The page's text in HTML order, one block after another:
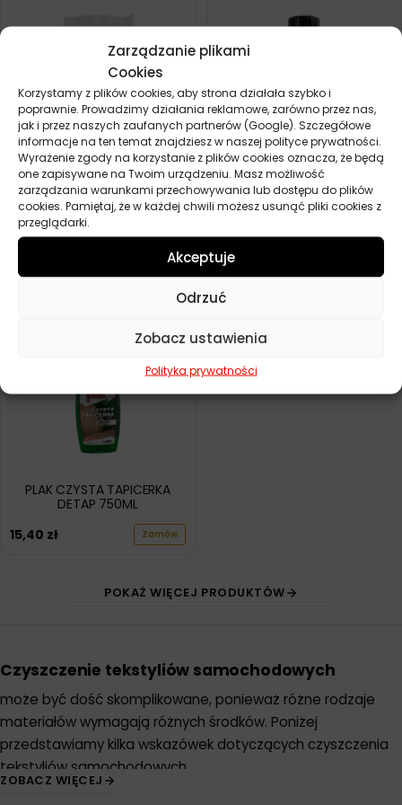
Zarządzanie plikami
Cookies
Korzystamy z plików cookies, aby strona działała szybko i
poprawnie. Prowadzimy działania reklamowe, zarówno przez nas,
jak i przez naszych zaufanych partnerów (Google). Szczegółowe
informacje na ten temat znajdziesz w naszej polityce prywatności.
Wyrażenie zgody na korzystanie z plików cookies oznacza, że będą
one zapisywane na Twoim urządzeniu. Masz możliwość
zarządzania warunkami przechowywania lub dostępu do plików
cookies. Pamiętaj, że w każdej chwili możesz usunąć pliki cookies z
przeglądarki.
Akceptuje
Odrzuć
Zobacz ustawienia
Polityka prywatności
AUTOLAND CHUSTECZKI DO
TAPICEREK TEKSTYLNYCH
10,10zł Zamów
AUTOLAND SP DO
CZYSZCZENIA TAPICERKI
0,00
PLAK CZYSTA TAPICERKA
DETAP 750ML
15,40 zł Zamów
POKAŻ WIĘCEJ PRODUKTÓW
Czyszczenie tekstyliów samochodowych
może być dość skomplikowane, ponieważ różne rodzaje
materiałów wymagają różnych środków. Poniżej
przedstawiamy kilka wskazówek dotyczących czyszczenia
tekstyliów samochodowych.
ZOBACZ WIĘCEJ